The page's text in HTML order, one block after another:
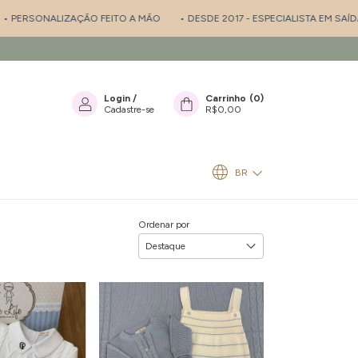
FEITO A MÃO • DESDE 2017 - ESPECIALISTA EM SAÍDA DE
Login /
Cadastre-se
Carrinho (0)
R$0,00
BR
Ordenar por